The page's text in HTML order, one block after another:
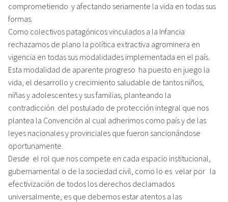
comprometiendo y afectando seriamente la vida en todas sus
formas.
Como colectivos patagónicos vinculados a la Infancia
rechazamos de plano la política extractiva agrominera en
vigencia en todas sus modalidades implementada en el país.
Esta modalidad de aparente progreso ha puesto en juego la
vida, el desarrollo y crecimiento saludable de tantos niños,
niñas y adolescentes y sus familias, planteando la
contradicción del postulado de protección integral que nos
plantea la Convención al cual adherimos como país y de las
leyes nacionales y provinciales que fueron sancionándose
oportunamente.
Desde el rol que nos compete en cada espacio institucional,
gubernamental o de la sociedad civil, como lo es velar por la
efectivización de todos los derechos declamados
universalmente, es que debemos estar atentos a las